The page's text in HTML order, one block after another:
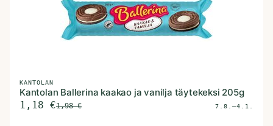
KANTOLAN
Kantolan Ballerina kaakao ja vanilja täytekeksi 205g
1,18 €1,98€ 7.8.–4.1.